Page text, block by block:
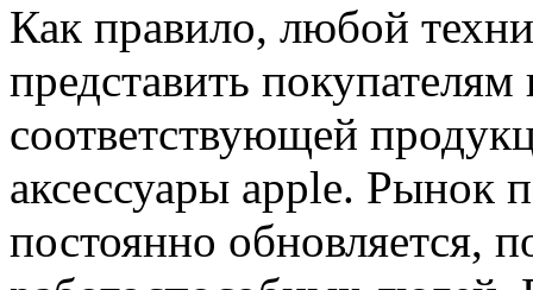
Как правило, любой
представить
соответствующей
аксессуары apple. Рынок
постоянно обновляется,